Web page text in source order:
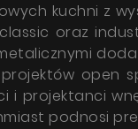
kuchni z
oraz
open
i projektanci
podnosi